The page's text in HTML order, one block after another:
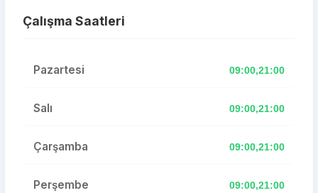
Çalışma Saatleri
Pazartesi 09:00,21:00
Salı 09:00,21:00
Çarşamba 09:00,21:00
Perşembe 09:00,21:00